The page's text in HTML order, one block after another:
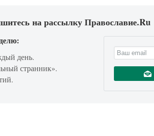
на рассылку Православие.Ru
день.
странник».